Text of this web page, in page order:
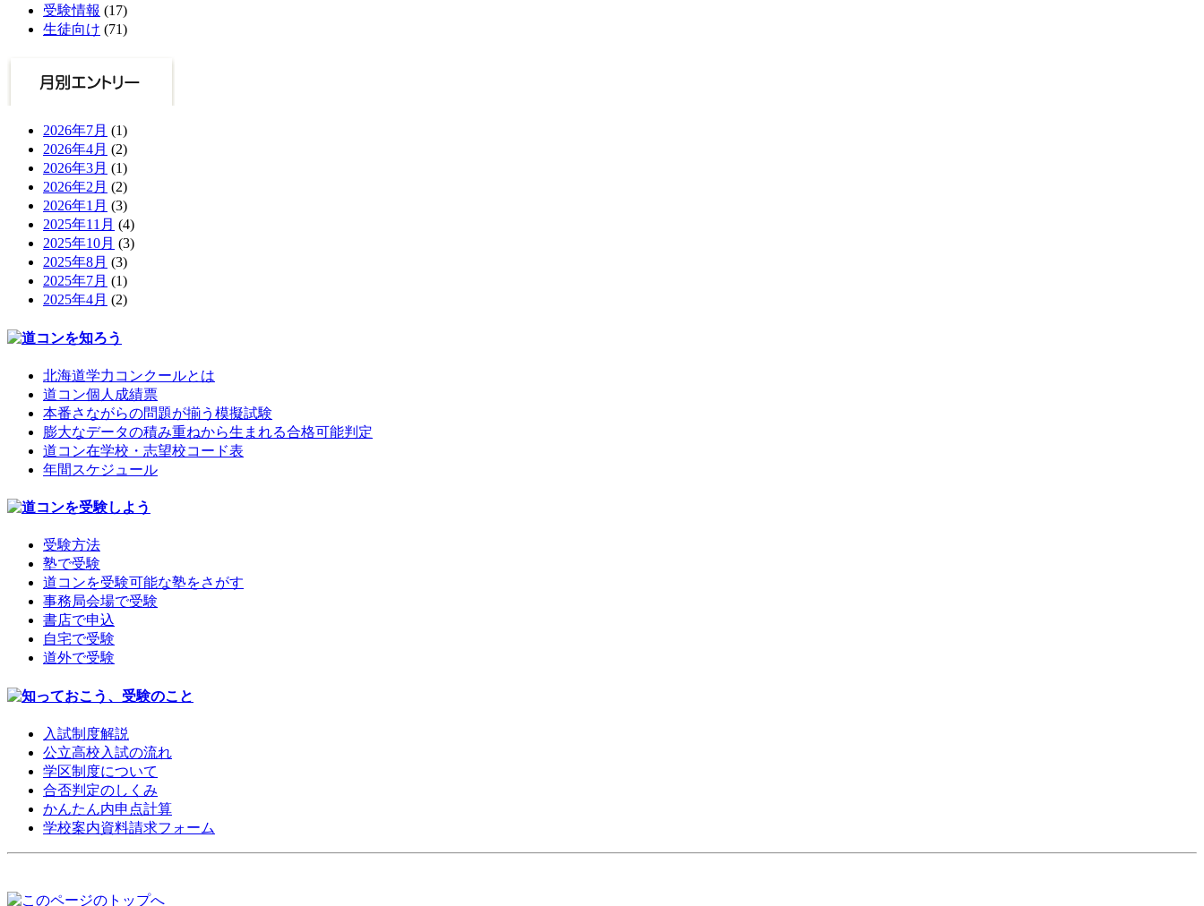
受験情報 (17)
生徒向け (71)
2026年7月 (1)
2026年4月 (2)
2026年3月 (1)
2026年2月 (2)
2026年1月 (3)
2025年11月 (4)
2025年10月 (3)
2025年8月 (3)
2025年7月 (1)
2025年4月 (2)
北海道学力コンクールとは
道コン個人成績票
本番さながらの問題が揃う模擬試験
膨大なデータの積み重ねから生まれる合格可能判定
道コン在学校・志望校コード表
年間スケジュール
受験方法
塾で受験
道コンを受験可能な塾をさがす
事務局会場で受験
書店で申込
自宅で受験
道外で受験
入試制度解説
公立高校入試の流れ
学区制度について
合否判定のしくみ
かんたん内申点計算
学校案内資料請求フォーム